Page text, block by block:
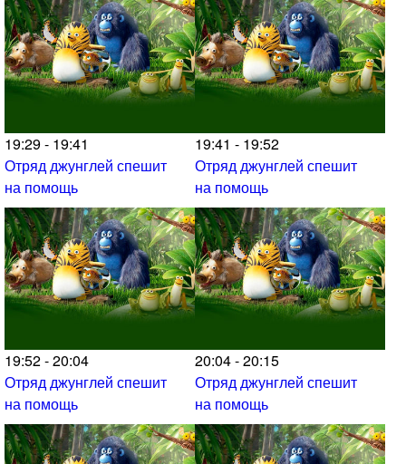
19:29 - 19:41
Отряд джунглей спешит
на помощь
19:41 - 19:52
Отряд джунглей спешит
на помощь
19:52 - 20:04
Отряд джунглей спешит
на помощь
20:04 - 20:15
Отряд джунглей спешит
на помощь